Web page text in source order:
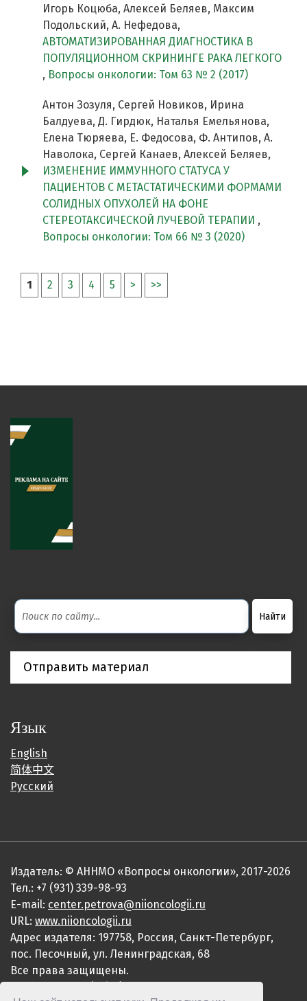
Игорь Коцюба, Алексей Беляев, Максим
Подольский, А. Нефедова,
АВТОМАТИЗИРОВАННАЯ ДИАГНОСТИКА В
ПОПУЛЯЦИОННОМ СКРИНИНГЕ РАКА ЛЕГКОГО
, Вопросы онкологии: Том 63 № 2 (2017)
Антон Зозуля, Сергей Новиков, Ирина
Балдуева, Д. Гирдюк, Наталья Емельянова,
Елена Тюряева, Е. Федосова, Ф. Антипов, А.
Наволока, Сергей Канаев, Алексей Беляев,
ИЗМЕНЕНИЕ ИММУННОГО СТАТУСА У
ПАЦИЕНТОВ С МЕТАСТАТИЧЕСКИМИ ФОРМАМИ
СОЛИДНЫХ ОПУХОЛЕЙ НА ФОНЕ
СТЕРЕОТАКСИЧЕСКОЙ ЛУЧЕВОЙ ТЕРАПИИ ,
Вопросы онкологии: Том 66 № 3 (2020)
1 2 3 4 5 > >>
Отправить материал
Язык
English
简体中文
Русский
Издатель: © АННМО «Вопросы онкологии», 2017-2026
Тел.: +7 (931) 339-98-93
E-mail: center.petrova@niioncologii.ru
URL: www.niioncologii.ru
Адрес издателя: 197758, Россия, Санкт-Петербург,
пос. Песочный, ул. Ленинградская, 68
Все права защищены.